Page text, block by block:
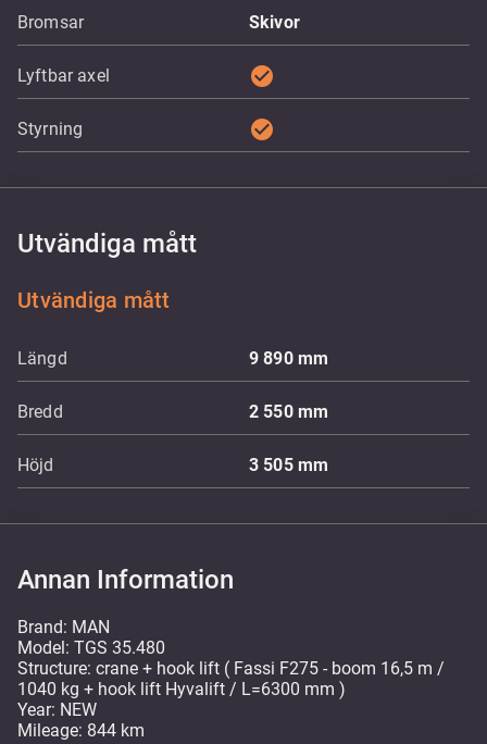
Bromsar Skivor
Lyftbar axel check_circle
Styrning check_circle
Utvändiga mått
Utvändiga mått
Längd 9 890 mm
Bredd 2 550 mm
Höjd 3 505 mm
Annan Information
Brand: MAN
Model: TGS 35.480
Structure: crane + hook lift ( Fassi F275 - boom 16,5 m /
1040 kg + hook lift Hyvalift / L=6300 mm )
Year: NEW
Mileage: 844 km